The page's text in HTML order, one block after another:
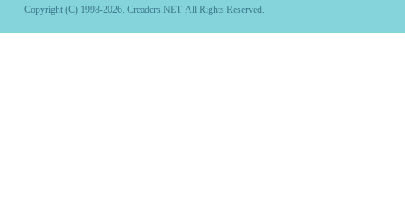
Copyright (C) 1998-2026. Creaders.NET. All Rights Reserved.